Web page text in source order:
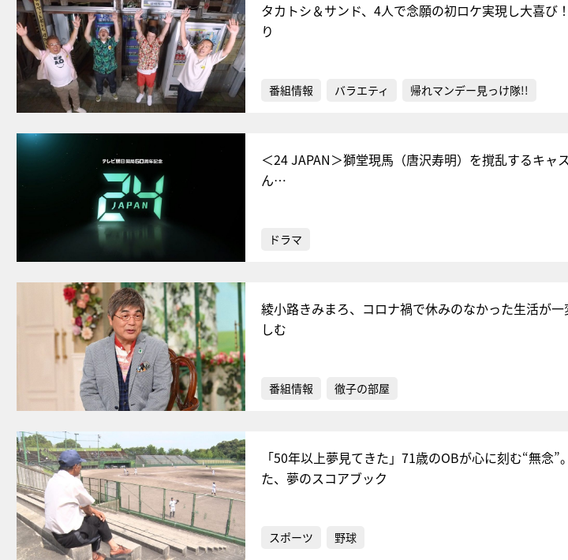
タカトシ＆サンド、4人で念願の初ロケ実現し大喜び
り
番組情報 バラエティ 帰れマンデー見っけ隊!!
＜24 JAPAN＞獅堂現馬（唐沢寿明）を撹乱するキャ
ん…
ドラマ
綾小路きみまろ、コロナ禍で休みのなかった生活が
しむ
番組情報 徹子の部屋
「50年以上夢見てきた」71歳のOBが心に刻む“無念
た、夢のスコアブック
スポーツ 野球